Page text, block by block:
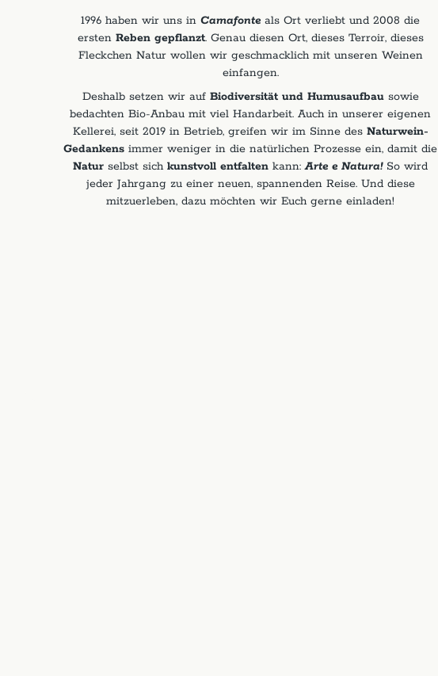
1996 haben wir uns in Camafonteals Ort verliebt und 2008 die
ersten Reben gepflanzt. Genau diesen Ort, dieses Terroir, dieses
Fleckchen Natur wollen wir geschmacklich mit unseren Weinen
einfangen.
Deshalb setzen wir auf Biodiversität und Humusaufbausowie
bedachten Bio-Anbau mit viel Handarbeit. Auch in unserer eigenen
Kellerei, seit 2019 in Betrieb, greifen wir im Sinne des Naturwein-
Gedankens immer weniger in die natürlichen Prozesse ein, damit die
Natur selbst sich kunstvoll entfalten kann:Arte e Natura!So wird
jeder Jahrgang zu einer neuen, spannenden Reise. Und diese
mitzuerleben, dazu möchten wir Euch gerne einladen!